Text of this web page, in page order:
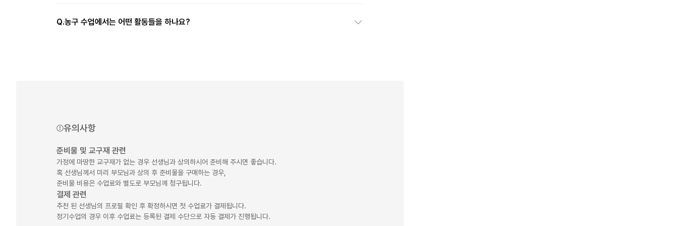
Q.농구 수업에서는 어떤 활동들을 하나요?
유의사항
준비물 및 교구재 관련
가정에 마땅한 교구재가 없는 경우 선생님과 상의하시어 준비해 주시면 좋습니다.
혹 선생님께서 미리 부모님과 상의 후 준비물을 구매하는 경우,
준비물 비용은 수업료와 별도로 부모님께 청구됩니다.
결제 관련
추천 된 선생님의 프로필 확인 후 확정하시면 첫 수업료가 결제됩니다.
정기수업의 경우 이후 수업료는 등록된 결제 수단으로 자동 결제가 진행됩니다.